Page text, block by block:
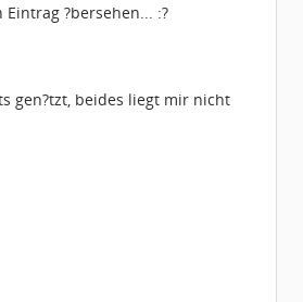
?bersehen... :?
gen?tzt, beides liegt mir nicht